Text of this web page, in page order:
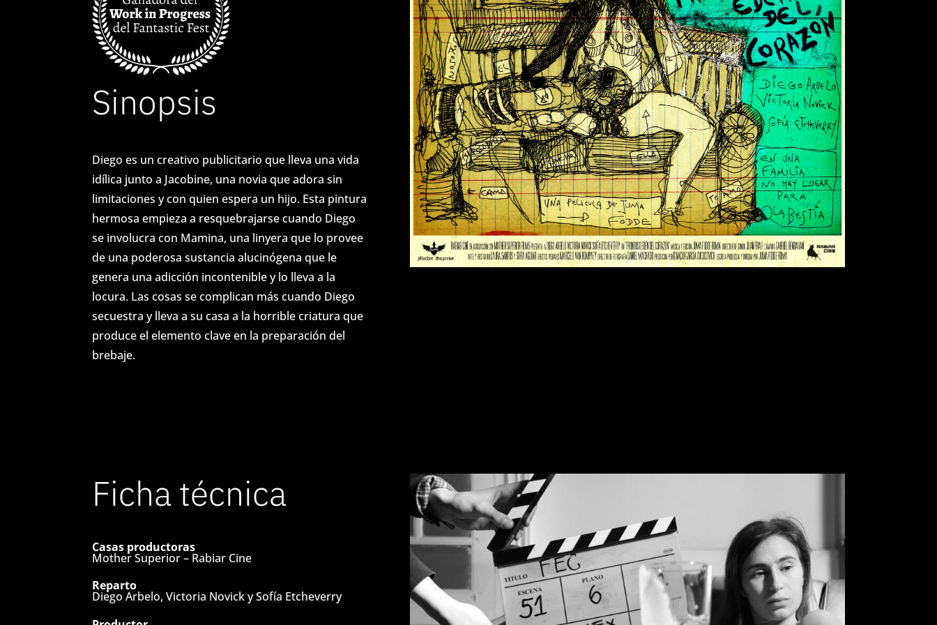
S
e
r
v
i
c
i
o
s
E
q
u
D
e
s
a
r
Sinopsis
Diego es un creativo publicitario que lleva una vida
idílica junto a Jacobine, una novia que adora sin
limitaciones y con quien espera un hijo. Esta pintura
hermosa empieza a resquebrajarse cuando Diego
se involucra con Mamina, una linyera que lo provee
de una poderosa sustancia alucinógena que le
genera una adicción incontenible y lo lleva a la
locura. Las cosas se complican más cuando Diego
secuestra y lleva a su casa a la horrible criatura que
produce el elemento clave en la preparación del
brebaje.
Ficha técnica
Casas productoras
Mother Superior – Rabiar Cine
Reparto
Diego Arbelo, Victoria Novick y Sofía Etcheverry